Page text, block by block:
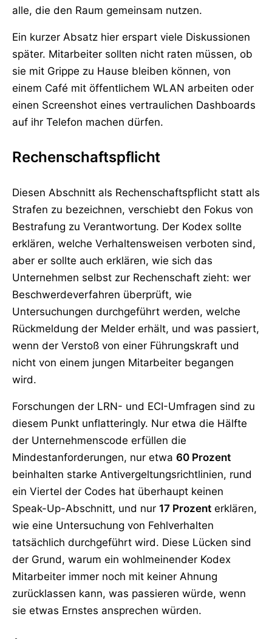
alle, die den Raum gemeinsam nutzen.
Ein kurzer Absatz hier erspart viele Diskussionen
später. Mitarbeiter sollten nicht raten müssen, ob
sie mit Grippe zu Hause bleiben können, von
einem Café mit öffentlichem WLAN arbeiten oder
einen Screenshot eines vertraulichen Dashboards
auf ihr Telefon machen dürfen.
Rechenschaftspflicht
Diesen Abschnitt als Rechenschaftspflicht statt als
Strafen zu bezeichnen, verschiebt den Fokus von
Bestrafung zu Verantwortung. Der Kodex sollte
erklären, welche Verhaltensweisen verboten sind,
aber er sollte auch erklären, wie sich das
Unternehmen selbst zur Rechenschaft zieht: wer
Beschwerdeverfahren überprüft, wie
Untersuchungen durchgeführt werden, welche
Rückmeldung der Melder erhält, und was passiert,
wenn der Verstoß von einer Führungskraft und
nicht von einem jungen Mitarbeiter begangen
wird.
Forschungen der LRN- und ECI-Umfragen sind zu
diesem Punkt unflatteringly. Nur etwa die Hälfte
der Unternehmenscode erfüllen die
Mindestanforderungen, nur etwa 60 Prozent
beinhalten starke Antivergeltungsrichtlinien, rund
ein Viertel der Codes hat überhaupt keinen
Speak-Up-Abschnitt, und nur 17 Prozent erklären,
wie eine Untersuchung von Fehlverhalten
tatsächlich durchgeführt wird. Diese Lücken sind
der Grund, warum ein wohlmeinender Kodex
Mitarbeiter immer noch mit keiner Ahnung
zurücklassen kann, was passieren würde, wenn
sie etwas Ernstes ansprechen würden.